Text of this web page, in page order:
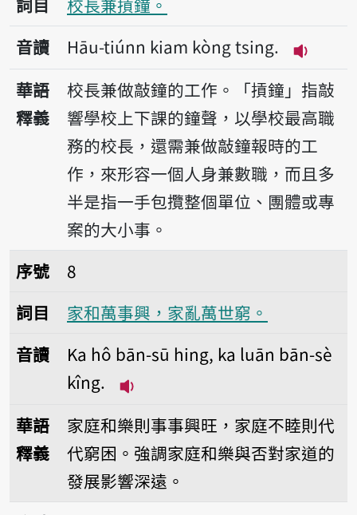
詞目
校長兼摃鐘。
音讀
Hāu-tiúnn kiam kòng tsing.
播放音
華語
釋義
校長兼做敲鐘的工作。「摃鐘」指敲
響學校上下課的鐘聲，以學校最高職
務的校長，還需兼做敲鐘報時的工
作，來形容一個人身兼數職，而且多
半是指一手包攬整個單位、團體或專
案的大小事。
序號8家和萬事興，家亂萬世窮。
序號
8
詞目
家和萬事興，家亂萬世窮。
音讀
Ka hô bān-sū hing, ka luān bān-sè
kîng.
華語
釋義
家庭和樂則事事興旺，家庭不睦則代
代窮困。強調家庭和樂與否對家道的
發展影響深遠。